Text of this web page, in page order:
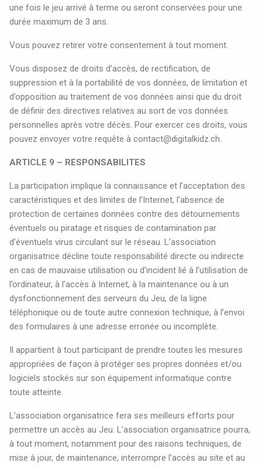
une fois le jeu arrivé à terme ou seront conservées pour une
durée maximum de 3 ans.
Vous pouvez retirer votre consentement à tout moment.
Vous disposez de droits d’accès, de rectification, de
suppression et à la portabilité de vos données, de limitation et
d’opposition au traitement de vos données ainsi que du droit
de définir des directives relatives au sort de vos données
personnelles après votre décès. Pour exercer ces droits, vous
pouvez envoyer votre requête à contact@digitalkidz.ch.
ARTICLE 9 – RESPONSABILITES
La participation implique la connaissance et l’acceptation des
caractéristiques et des limites de l’Internet, l’absence de
protection de certaines données contre des détournements
éventuels ou piratage et risques de contamination par
d’éventuels virus circulant sur le réseau. L’association
organisatrice décline toute responsabilité directe ou indirecte
en cas de mauvaise utilisation ou d’incident lié à l’utilisation de
l’ordinateur, à l’accès à Internet, à la maintenance ou à un
dysfonctionnement des serveurs du Jeu, de la ligne
téléphonique ou de toute autre connexion technique, à l’envoi
des formulaires à une adresse erronée ou incomplète.
Il appartient à tout participant de prendre toutes les mesures
appropriées de façon à protéger ses propres données et/ou
logiciels stockés sur son équipement informatique contre
toute atteinte.
L’association organisatrice fera ses meilleurs efforts pour
permettre un accès au Jeu. L’association organisatrice pourra,
à tout moment, notamment pour des raisons techniques, de
mise à jour, de maintenance, interrompre l’accès au site et au